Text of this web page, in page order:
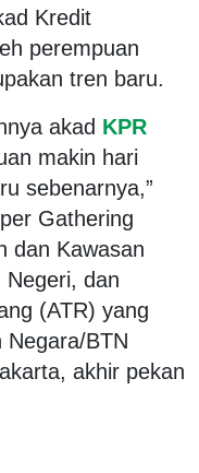
Kredit
perempuan
tren baru.
akad KPR
makin hari
sebenarnya,”
Gathering
dan Kawasan
Negeri, dan
(ATR) yang
Negara/BTN
akhir pekan